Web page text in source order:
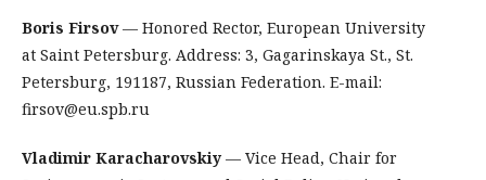
Boris Firsov— Honored Rector, European University
at Saint Petersburg. Address: 3, Gagarinskaya St., St.
Petersburg, 191187, Russian Federation. E-mail:
firsov@eu.spb.ru
Vladimir Karacharovskiy — Vice Head, Chair for